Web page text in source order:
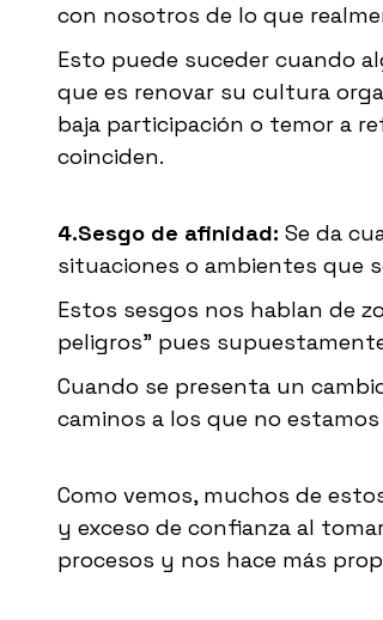
con nosotros de lo que
Esto puede suceder cuando
que es renovar su cultura
baja participación o temor a
coinciden.
4.Sesgo de afinidad: Se da
situaciones o ambientes que
Estos sesgos nos hablan de
peligros” pues
Cuando se presenta un
caminos a los que no
Como vemos, muchos de
y exceso de confianza al
procesos y nos hace más